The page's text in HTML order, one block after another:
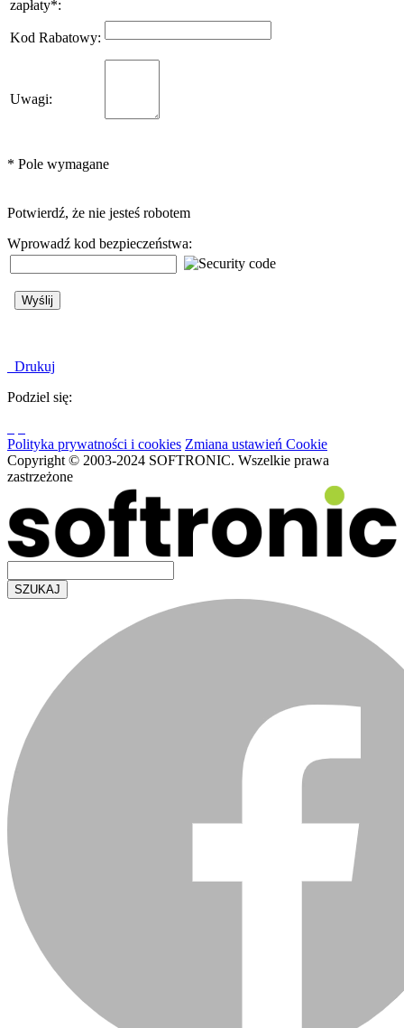
zapłaty*:
Kod Rabatowy:
Uwagi:
* Pole wymagane
Potwierdź, że nie jesteś robotem
Wprowadź kod bezpieczeństwa:
Drukuj
Podziel się:
Polityka prywatności i cookies Zmiana ustawień Cookie
Copyright © 2003-2024 SOFTRONIC. Wszelkie prawa
zastrzeżone